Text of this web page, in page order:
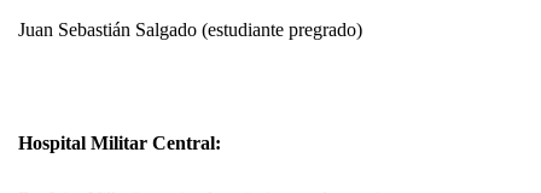
Juan Sebastián Salgado (estudiante pregrado)
Hospital Militar Central: